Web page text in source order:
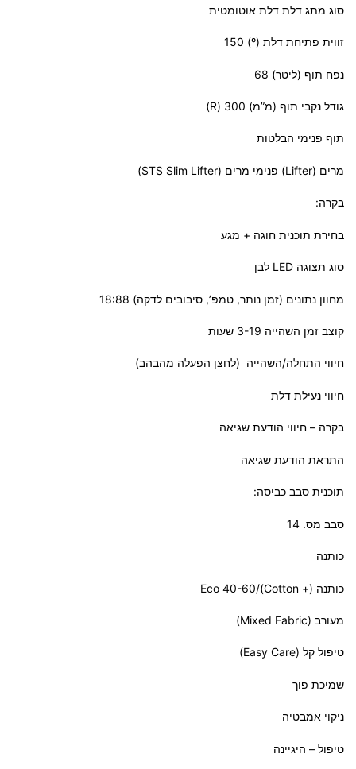
סוג מתג דלת דלת אוטומטית
זווית פתיחת דלת (º) 150
נפח תוף (ליטר) 68
גודל נקבי תוף (מ”מ) 300 (R)
תוף פנימי הבלטות
מרים (Lifter) פנימי מרים (STS Slim Lifter)
בקרה:
בחירת תוכנית חוגה + מגע
סוג תצוגה LED לבן
מחוון נתונים (זמן נותר, טמפ’, סיבובים לדקה) 18:88
קוצב זמן השהייה 3-19 שעות
חיווי התחלה/השהייה (לחצן הפעלה מהבהב)
חיווי נעילת דלת
בקרה – חיווי הודעת שגיאה
התראת הודעת שגיאה
תוכנית סבב כביסה:
סבב מס. 14
כותנה
כותנה (+ Cotton)/Eco 40-60
מעורב (Mixed Fabric)
טיפול קל (Easy Care)
שמיכת פוך
ניקוי אמבטיה
טיפול – היגיינה